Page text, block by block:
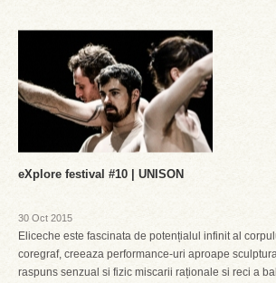
eXplore festival #10 | UNISON
30 Oct 2015
Eliceche este fascinata de potențialul infinit al
coregraf, creeaza performance-uri aproape
raspuns senzual si fizic miscarii raționale si reci a